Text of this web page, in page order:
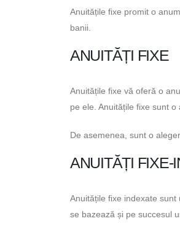
Anuitățile fixe promit o
banii.
ANUITĂȚI FIXE
Anuitățile fixe vă oferă o
pe ele. Anuitățile fixe sunt
De asemenea, sunt o
ANUITĂȚI FIXE-
Anuitățile fixe indexate
se bazează și pe succesul